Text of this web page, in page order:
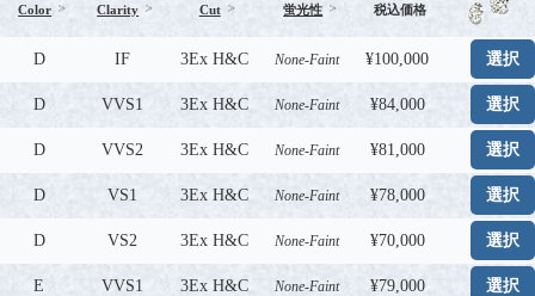
Color Clarity Cut 蛍光性 税込価格
D IF 3Ex H&C None-Faint ¥100,000 選択
D VVS1 3Ex H&C None-Faint ¥84,000 選択
D VVS2 3Ex H&C None-Faint ¥81,000 選択
D VS1 3Ex H&C None-Faint ¥78,000 選択
D VS2 3Ex H&C None-Faint ¥70,000 選択
E VVS1 3Ex H&C None-Faint ¥79,000 選択